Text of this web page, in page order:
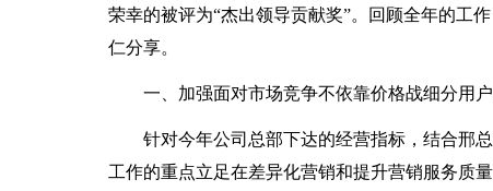
荣幸的被评为“杰出领导贡献奖”。回顾全年的工
仁分享。
一、加强面对市场竞争不依靠价格战细分用
针对今年公司总部下达的经营指标，结合邢
工作的重点立足在差异化营销和提升营销服务质